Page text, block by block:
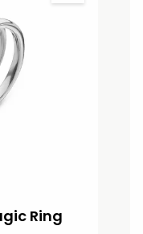
det
Georg
hvidguld.B:
Ring